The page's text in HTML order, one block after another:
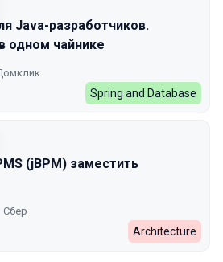
Java-разработчиков.
одном чайнике
Spring and Database
(jBPM) заместить
Сбер
Architecture